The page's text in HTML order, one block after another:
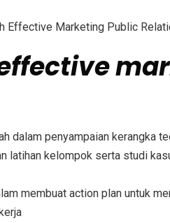
Effective Marketing Public
dalam penyampaian kerangka
latihan kelompok serta studi
membuat action plan untuk